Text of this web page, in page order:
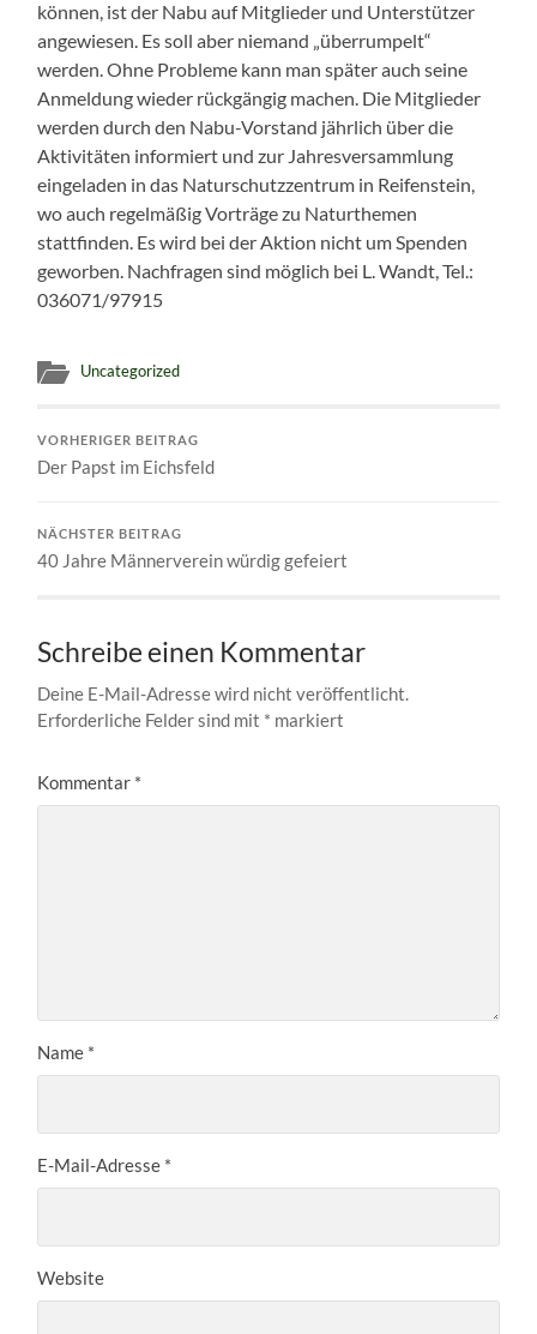
können, ist der Nabu auf Mitglieder und Unterstützer
angewiesen. Es soll aber niemand „überrumpelt“
werden. Ohne Probleme kann man später auch seine
Anmeldung wieder rückgängig machen. Die Mitglieder
werden durch den Nabu-Vorstand jährlich über die
Aktivitäten informiert und zur Jahresversammlung
eingeladen in das Naturschutzzentrum in Reifenstein,
wo auch regelmäßig Vorträge zu Naturthemen
stattfinden. Es wird bei der Aktion nicht um Spenden
geworben. Nachfragen sind möglich bei L. Wandt, Tel.:
036071/97915
Uncategorized
VORHERIGER BEITRAG
Der Papst im Eichsfeld
NÄCHSTER BEITRAG
40 Jahre Männerverein würdig gefeiert
Schreibe einen Kommentar
Deine E-Mail-Adresse wird nicht veröffentlicht.
Erforderliche Felder sind mit * markiert
Kommentar *
Name *
E-Mail-Adresse *
Website